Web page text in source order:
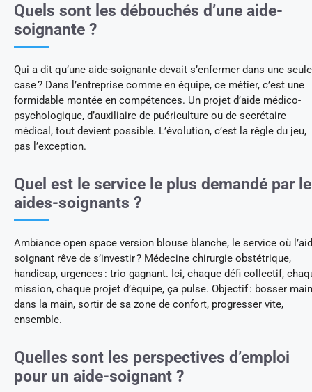
Quels sont les débouchés d’une aide-
soignante ?
Qui a dit qu’une aide-soignante devait s’enfermer dans une seule
case ? Dans l’entreprise comme en équipe, ce métier, c’est une
formidable montée en compétences. Un projet d’aide médico-
psychologique, d’auxiliaire de puériculture ou de secrétaire
médical, tout devient possible. L’évolution, c’est la règle du jeu,
pas l’exception.
Quel est le service le plus demandé par
aides-soignants ?
Ambiance open space version blouse blanche, le service où
soignant rêve de s’investir ? Médecine chirurgie obstétrique,
handicap, urgences : trio gagnant. Ici, chaque défi collectif,
mission, chaque projet d’équipe, ça pulse. Objectif : bosser main
dans la main, sortir de sa zone de confort, progresser vite,
ensemble.
Quelles sont les perspectives d’emploi
pour un aide-soignant ?